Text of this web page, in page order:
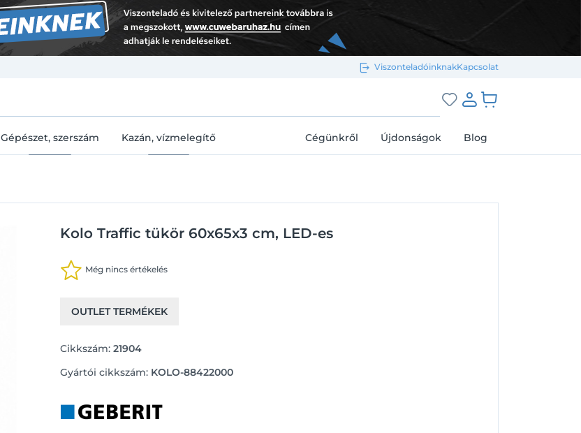
ViszonteladóinknakKapcsolat
Bejelentkezés e-mail-címmel
Gépészet, szerszám Kazán, vízmelegítő Cégünkről Újdonságok Blog
Kolo Traffic tükör 60x65x3 cm, LED-es
Még nincs értékelés
OUTLET TERMÉKEK
Cikkszám: 21904
Gyártói cikkszám: KOLO-88422000